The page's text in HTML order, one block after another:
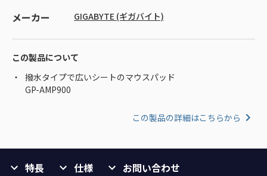
メーカー GIGABYTE (ギガバイト)
この製品について
撥水タイプで広いシートのマウスパッド
GP-AMP900
この製品の詳細はこちらから
特長 仕様 お問い合わせ